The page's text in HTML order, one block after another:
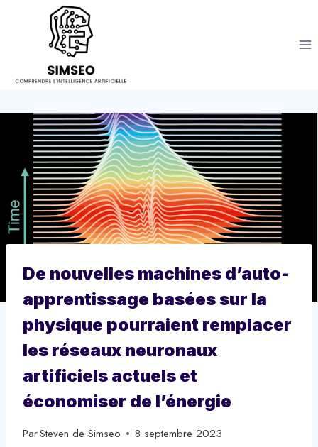
De nouvelles machines d’auto-
apprentissage basées sur la
physique pourraient remplacer
les réseaux neuronaux
artificiels actuels et
économiser de l’énergie
ParSteven de Simseo 8 septembre 2023